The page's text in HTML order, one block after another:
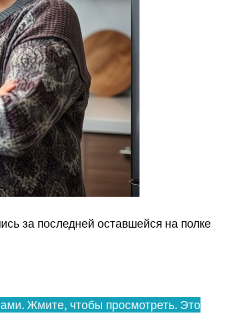
за последней оставшейся на полке
Жмите, чтобы просмотреть. Это